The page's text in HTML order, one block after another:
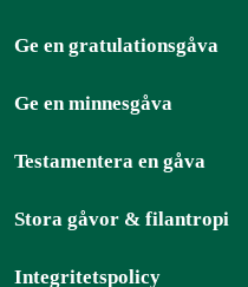
Ge en gratulationsgåva
Ge en minnesgåva
Testamentera en gåva
Stora gåvor & filantropi
Integritetspolicy